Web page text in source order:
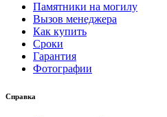
Памятники на могилу
Вызов менеджера
Как купить
Сроки
Гарантия
Фотографии
Справка